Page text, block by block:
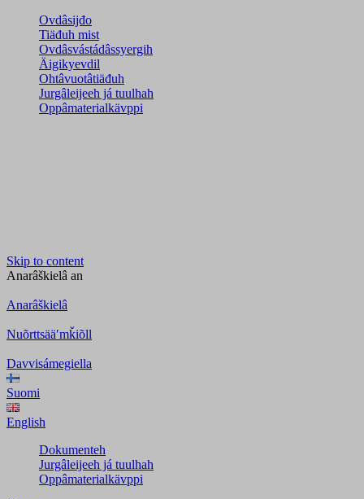
Ovdâsijđo
Tiäđuh mist
Ovdâsvástádâssyergih
Äigikyevdil
Ohtâvuotâtiäđuh
Jurgâleijeeh já tuulhah
Oppâmaterialkävppi
Skip to content
Anarâškielâ an
Anarâškielâ
Nuõrttsääʹmǩiõll
Davvisámegiella
Suomi
English
Dokumenteh
Jurgâleijeeh já tuulhah
Oppâmaterialkävppi